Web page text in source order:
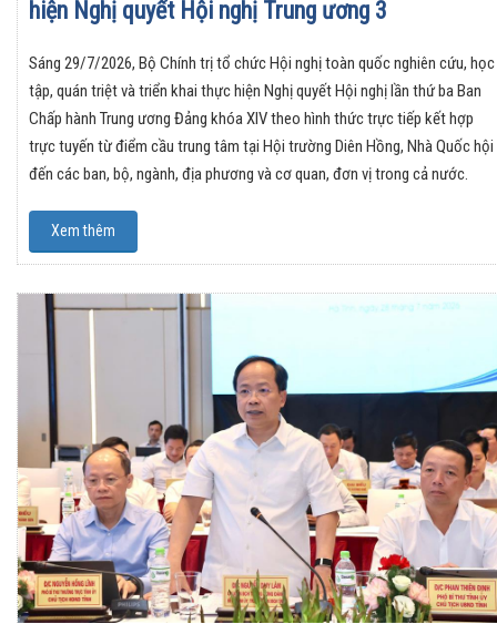
hiện Nghị quyết Hội nghị Trung ương 3
Sáng 29/7/2026, Bộ Chính trị tổ chức Hội nghị toàn quốc nghiên cứu, học
tập, quán triệt và triển khai thực hiện Nghị quyết Hội nghị lần thứ ba Ban
Chấp hành Trung ương Đảng khóa XIV theo hình thức trực tiếp kết hợp
trực tuyến từ điểm cầu trung tâm tại Hội trường Diên Hồng, Nhà Quốc hội
đến các ban, bộ, ngành, địa phương và cơ quan, đơn vị trong cả nước.
Xem thêm